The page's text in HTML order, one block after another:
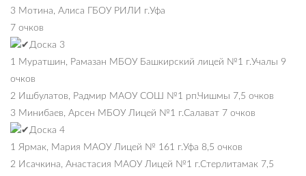
3 Мотина, Алиса ГБОУ РИЛИ г.Уфа
7 очков
Доска 3
1 Муратшин, Рамазан МБОУ Башкирский лицей №1 г.Учалы 9
очков
2 Ишбулатов, Радмир МАОУ СОШ №1 рп.Чишмы 7,5 очков
3 Минибаев, Арсен МБОУ Лицей №1 г.Салават 7 очков
Доска 4
1 Ярмак, Мария МАОУ Лицей № 161 г.Уфа 8,5 очков
2 Исачкина, Анастасия МАОУ Лицей №1 г.Стерлитамак 7,5